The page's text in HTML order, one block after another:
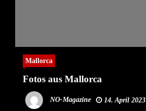
Mallorca
Fotos aus Mallorca
NO-Magazine 14. April 2023